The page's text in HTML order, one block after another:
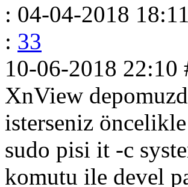
: 04-04-2018 18:11
: 33
10-06-2018 22:10
XnView
isterseniz öncelikle
sudo pisi it -c
komutu ile devel